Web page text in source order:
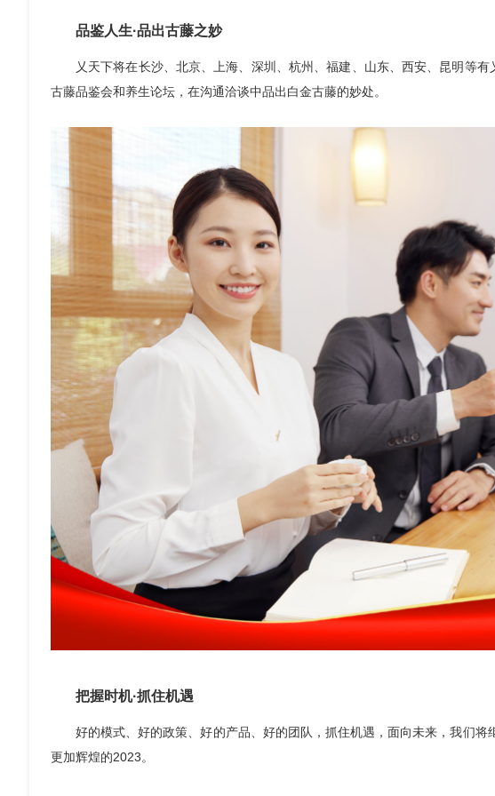
品鉴人生·品出古藤之妙
乂天下将在长沙、北京、上海、深圳、杭州、福建、山东、西安、昆明等
古藤品鉴会和养生论坛，在沟通洽谈中品出白金古藤的妙处。
把握时机·抓住机遇
好的模式、好的政策、好的产品、好的团队，抓住机遇，面向未来，我们将
更加辉煌的2023。